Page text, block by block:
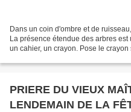
Dans un coin d'ombre et de
La présence étendue des arbres
un cahier, un crayon. Pose le
PRIERE DU VIEUX
LENDEMAIN DE LA